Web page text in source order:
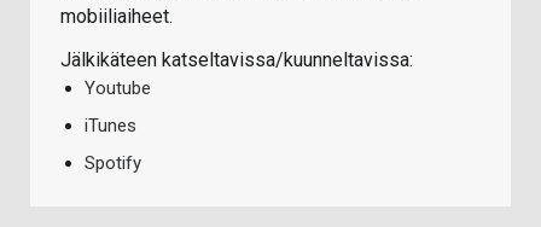
mobiiliaiheet.
Jälkikäteen katseltavissa/kuunneltavissa:
Youtube
iTunes
Spotify